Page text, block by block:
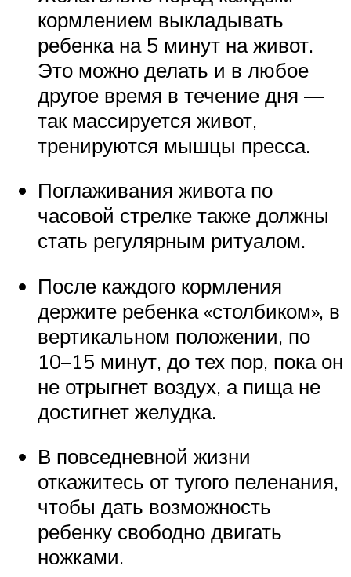
кормлением выкладывать
ребенка на 5 минут на живот.
Это можно делать и в любое
другое время в течение дня —
так массируется живот,
тренируются мышцы пресса.
Поглаживания живота по
часовой стрелке также должны
стать регулярным ритуалом.
После каждого кормления
держите ребенка «столбиком», в
вертикальном положении, по
10–15 минут, до тех пор, пока он
не отрыгнет воздух, а пища не
достигнет желудка.
В повседневной жизни
откажитесь от тугого пеленания,
чтобы дать возможность
ребенку свободно двигать
ножками.